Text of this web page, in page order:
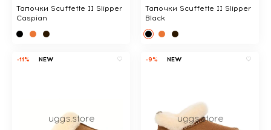
Тапочки Scuffette II Slipper
Caspian
Тапочки Scuffette II Slipper
Black
-11% NEW -9% NEW